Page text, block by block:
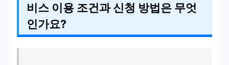
비스 이용 조건과 신청 방법은 무엇
인가요?